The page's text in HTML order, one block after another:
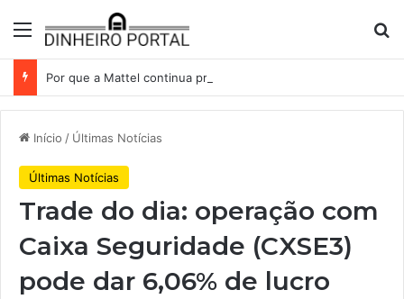
Menu
Início / Últimas Notícias
Últimas Notícias
Trade do dia: operação com
Caixa Seguridade (CXSE3)
pode dar 6,06% de lucro